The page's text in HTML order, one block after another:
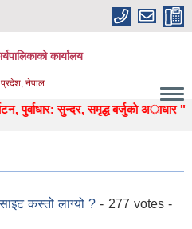
कार्यालय
प्रदेश, नेपाल
सुन्दर, समृद्ध बर्जुकाे अाधार "
कस्तो लाग्यो ? - 277 votes -